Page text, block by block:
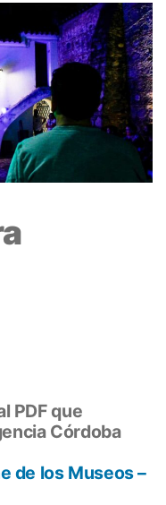
PDF que
Córdoba
de los Museos –